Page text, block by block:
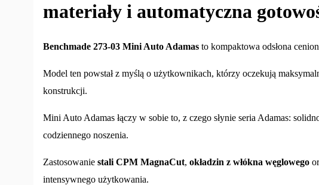
materiały i automatyczna
Benchmade 273-03 Mini Auto Adamas to kompaktowa odsłona
Model ten powstał z myślą o użytkownikach, którzy oczekują
konstrukcji.
Mini Auto Adamas łączy w sobie to, z czego słynie seria Adamas:
codziennego noszenia.
Zastosowanie stali CPM MagnaCut, okładzin z włókna węglowego
intensywnego użytkowania.